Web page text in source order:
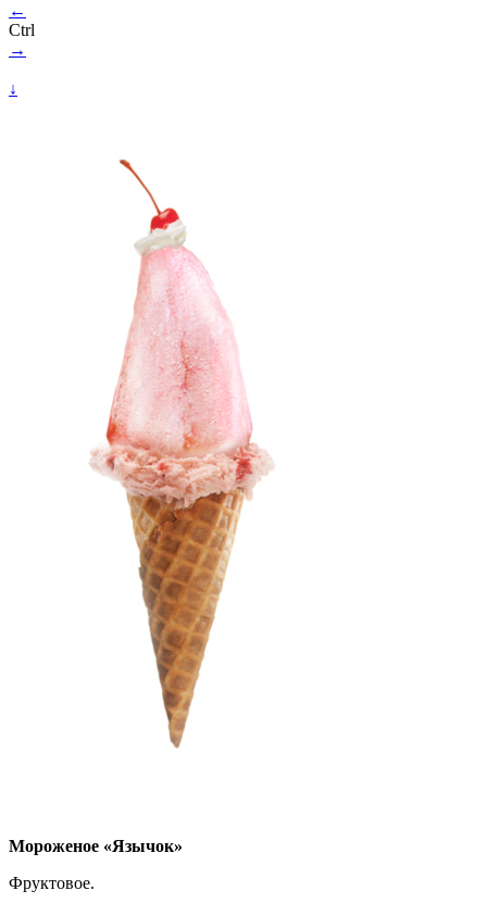
←
Ctrl
→
↓
Мороженое «Язычок»
Фруктовое.